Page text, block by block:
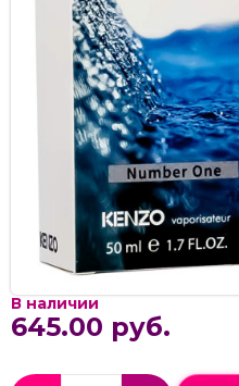
В наличии
645.00 руб.